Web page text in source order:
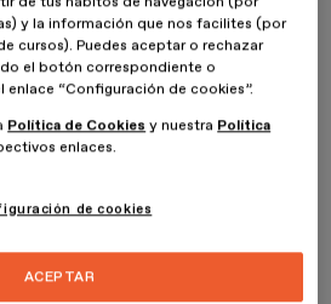
que respecta al tiempo invertido. Ya no
fotogramas uno a uno, sino que se crea
y condiciones que producirán
de manera automática. Por
cuando camina.
cada aspecto individual, o a la
y lalógica computacional.
y la información que nos facilites (por
cursos). Puedes aceptar o rechazar
el botón correspondiente o
“Configuración de cookies”.
Política de Cookies y nuestra Política
enlaces.
de cookies
ACEPTAR